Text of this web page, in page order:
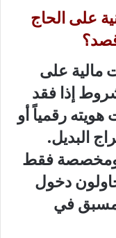
على الحاج
مالية على
إذا فقد
رقمياً أو
البديل.
ومخصصة فقط
دخول
في